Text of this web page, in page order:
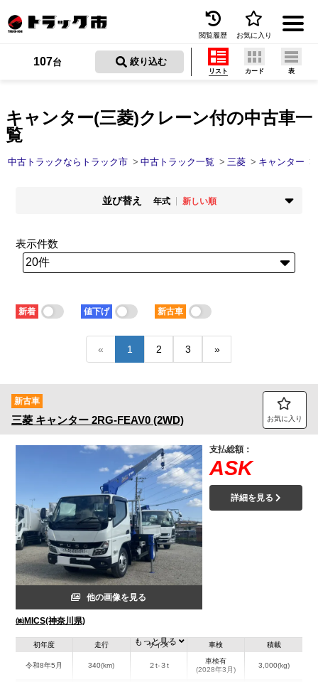
トラック買取
お問い合わせ
トラック市FC会員専用ページはこちら
ログイン
閲覧履歴 お気に入り
キャンター(三菱)クレーン付の中古車一
覧
107台 絞り込む
リスト カード 表
中古トラックならトラック市 中古トラック一覧 三菱 キャンター
並び替え 年式
新しい順
新着順
走行距離
少ない順
多い順
価格
安い順
高い順
少ない順
多い順
短い順
表示件数
新着 値下げ 新古車
« 1 2 3 »
新古車
三菱 キャンター 2RG-FEAV0 (2WD) お気に入り
他の画像を見る
㈱MICS(神奈川県)
支払総額：
ASK
詳細を見る
初年度
令和8年5月
走行
340(km)
サイズ
２t-３t
車検
車検有
(2028年3月)
積載
3,000(kg)
もっと見る